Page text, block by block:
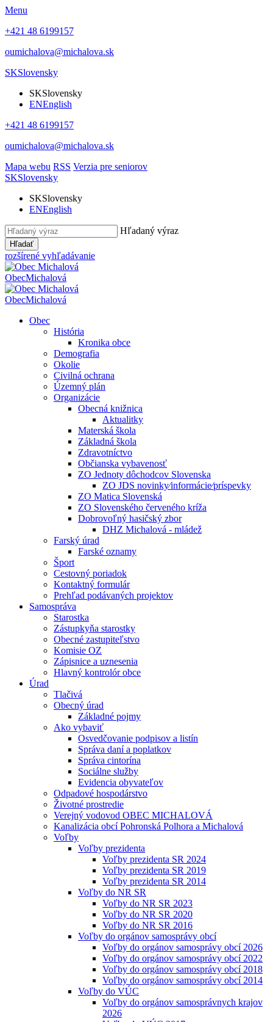
Menu
+421 48 6199157
oumichalova@michalova.sk
SKSlovensky
SKSlovensky
ENEnglish
+421 48 6199157
oumichalova@michalova.sk
Mapa webu RSS Verzia pre seniorov
SKSlovensky
SKSlovensky
ENEnglish
Hľadaný výraz
Hľadať
rozšírené vyhľadávanie
ObecMichalová
ObecMichalová
Obec
História
Kronika obce
Demografia
Okolie
Civilná ochrana
Územný plán
Organizácie
Obecná knižnica
Aktualitky
Materská škola
Základná škola
Zdravotníctvo
Občianska vybavenosť
ZO Jednoty dôchodcov Slovenska
ZO JDS novinky⁄informácie⁄príspevky
ZO Matica Slovenská
ZO Slovenského červeného kríža
Dobrovoľný hasičský zbor
DHZ Michalová - mládež
Farský úrad
Farské oznamy
Šport
Cestovný poriadok
Kontaktný formulár
Prehľad podávaných projektov
Samospráva
Starostka
Zástupkyňa starostky
Obecné zastupiteľstvo
Komisie OZ
Zápisnice a uznesenia
Hlavný kontrolór obce
Úrad
Tlačivá
Obecný úrad
Základné pojmy
Ako vybaviť
Osvedčovanie podpisov a listín
Správa daní a poplatkov
Správa cintorína
Sociálne služby
Evidencia obyvateľov
Odpadové hospodárstvo
Životné prostredie
Verejný vodovod OBEC MICHALOVÁ
Kanalizácia obcí Pohronská Polhora a Michalová
Voľby
Voľby prezidenta
Voľby prezidenta SR 2024
Voľby prezidenta SR 2019
Voľby prezidenta SR 2014
Voľby do NR SR
Voľby do NR SR 2023
Voľby do NR SR 2020
Voľby do NR SR 2016
Voľby do orgánov samosprávy obcí
Voľby do orgánov samosprávy obcí 2026
Voľby do orgánov samosprávy obcí 2022
Voľby do orgánov samosprávy obcí 2018
Voľby do orgánov samosprávy obcí 2014
Voľby do VÚC
Voľby do orgánov samosprávnych krajov
2026